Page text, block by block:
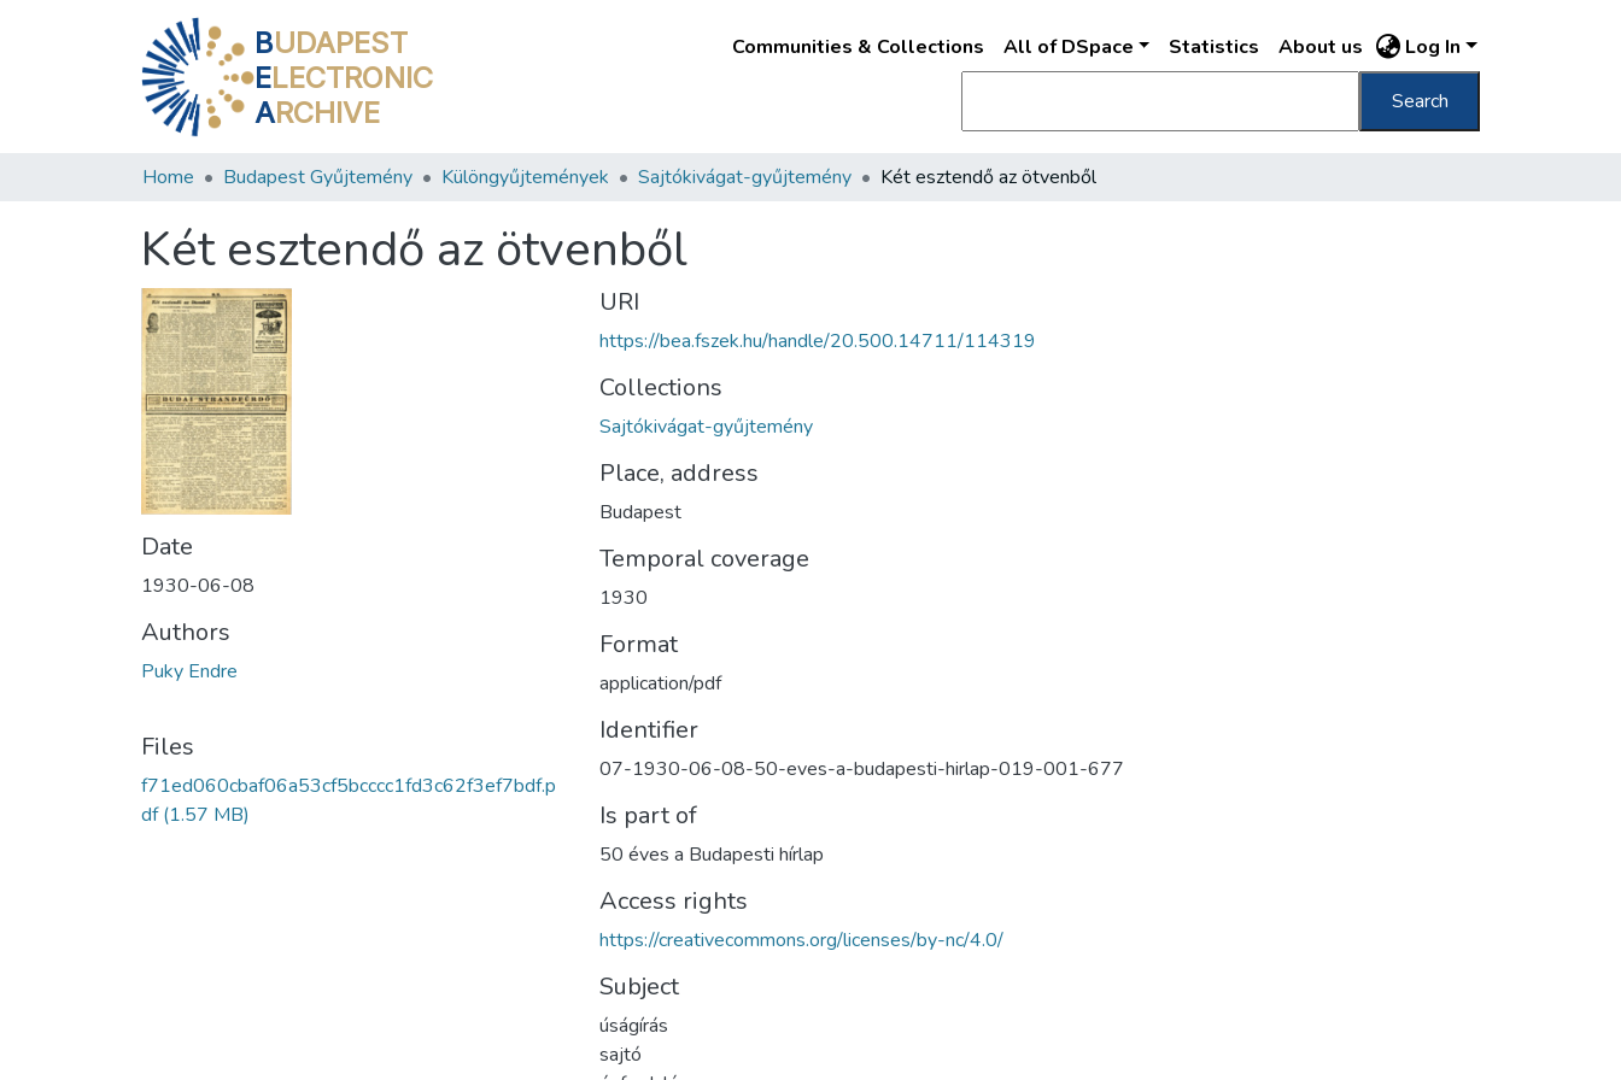
BUDAPEST
ELECTRONIC
ARCHIVE
Communities & Collections All of DSpace Statistics About us Log In
Search
Home Budapest Gyűjtemény Különgyűjtemények Sajtókivágat-gyűjtemény Két esztendő az ötvenből
Két esztendő az ötvenből
Date
1930-06-08
Authors
Puky Endre
Files
f71ed060cbaf06a53cf5bcccc1fd3c62f3ef7bdf.p
df(1.57 MB)
URI
https://bea.fszek.hu/handle/20.500.14711/114319
Collections
Sajtókivágat-gyűjtemény
Place, address
Budapest
Temporal coverage
1930
Format
application/pdf
Identifier
07-1930-06-08-50-eves-a-budapesti-hirlap-019-001-677
Is part of
50 éves a Budapesti hírlap
Access rights
https://creativecommons.org/licenses/by-nc/4.0/
Subject
úságírás
sajtó